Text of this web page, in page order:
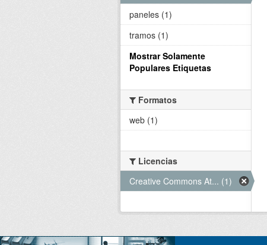
paneles (1)
tramos (1)
Mostrar Solamente
Populares Etiquetas
Formatos
web (1)
Licencias
Creative Commons At... (1)